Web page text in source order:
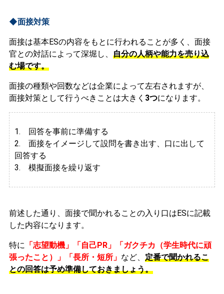
◆面接対策
面接は基本ESの内容をもとに行われることが多く、面接
官との対話によって深堀し、 自分の人柄や能力を売り込
む場です。
面接の種類や回数などは企業によって左右されますが、
面接対策として行うべきことは大きく 3つになります。
1. 回答を事前に準備する
2. 面接をイメージして設問を書き出す、口に出して
回答する
3. 模擬面接を繰り返す
前述した通り、面接で聞かれることの入り口はESに記載
した内容になります。
特に 「志望動機」「自己PR」「ガクチカ（学生時代に頑
張ったこと）」「長所・短所」 など、 定番で聞かれるこ
との回答は予め準備しておきましょう。